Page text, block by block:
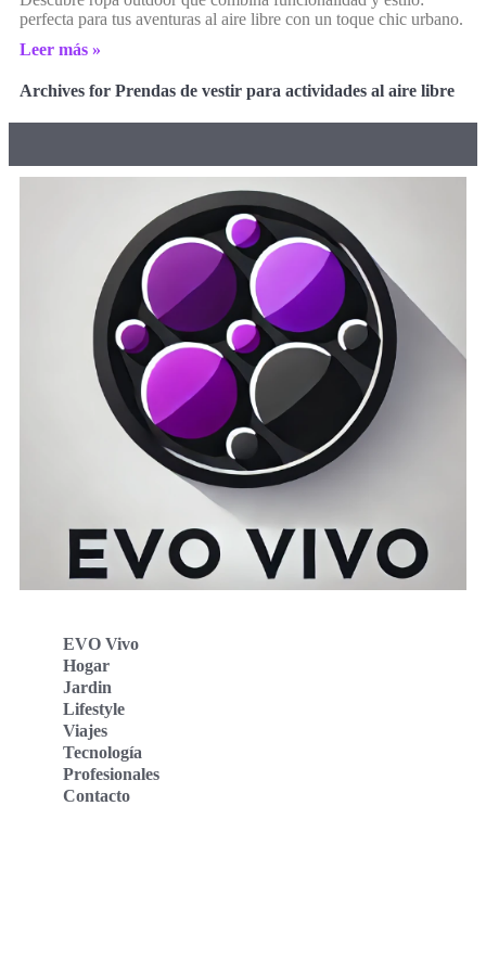
perfecta para tus aventuras al aire libre con un toque chic urbano.
Leer más »
Archives for Prendas de vestir para actividades al aire libre
EVO Vivo
Hogar
Jardin
Lifestyle
Viajes
Tecnología
Profesionales
Contacto